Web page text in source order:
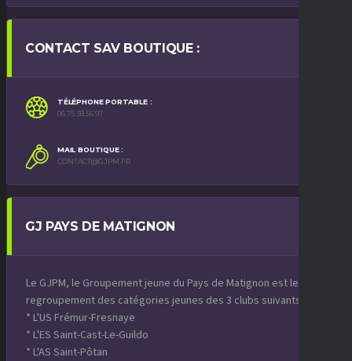
CONTACT SAV BOUTIQUE :
TÉLÉPHONE PORTABLE :
06.75.38.56.97
MAIL BOUTIQUE :
CONTACT@GJPM.FR
GJ PAYS DE MATIGNON
Le GJPM, le Groupement jeune du Pays de Matignon est le
regroupement des catégories jeunes des 3 clubs suivants :
* L'US Frémur-Fresnaye
* L'ES Saint-Cast-Le-Guildo
* L'AS Saint-Pôtan